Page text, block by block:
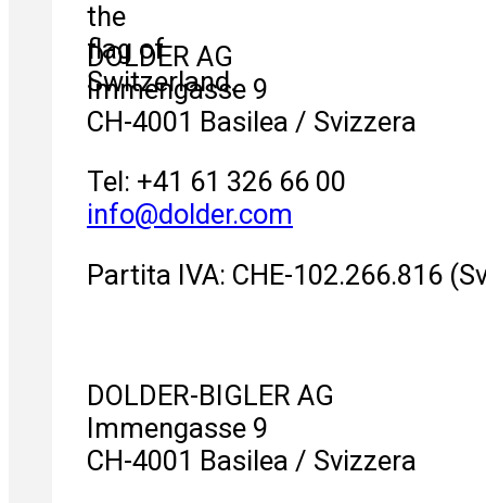
DOLDER AG
Immengasse 9
CH-4001 Basilea / Svizzera
Tel: +41 61 326 66 00
info@dolder.com
Partita IVA: CHE-102.266.816
DOLDER-BIGLER AG
Immengasse 9
CH-4001 Basilea / Svizzera